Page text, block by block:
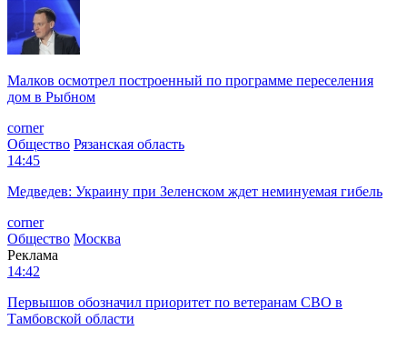
Малков осмотрел построенный по программе переселения
дом в Рыбном
corner
Общество Рязанская область
14:45
Медведев: Украину при Зеленском ждет неминуемая гибель
corner
Общество Москва
Реклама
14:42
Первышов обозначил приоритет по ветеранам СВО в
Тамбовской области